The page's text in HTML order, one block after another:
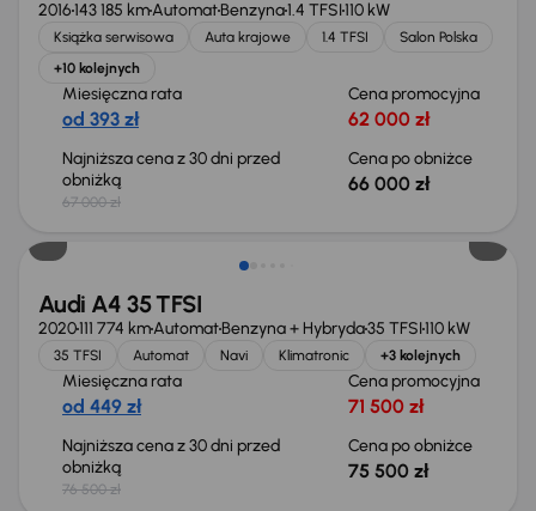
2016143 185 kmAutomatBenzyna1.4 TFSI110 kW
Książka serwisowa Auta krajowe 1.4 TFSI
Salon Polska
+10 kolejnych
Miesięczna rata
od 393 zł
Cena promocyjna
62 000 zł
Najniższa cena z 30 dni przed
obniżką
67 000 zł
Cena po obniżce
66 000 zł
Taniej o 1 000 zł
Audi A4 35 TFSI
2020111 774 kmAutomatBenzyna + Hybryda35 TFSI110 kW
35 TFSI Automat Navi Klimatronic +3 kolejnych
Miesięczna rata
od 449 zł
Cena promocyjna
71 500 zł
Najniższa cena z 30 dni przed
obniżką
76 500 zł
Cena po obniżce
75 500 zł
Taniej o 1 000 zł